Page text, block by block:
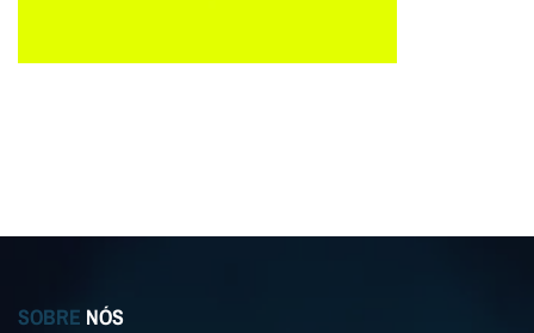
SOBRE NÓS